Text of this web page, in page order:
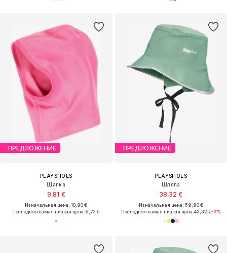
ПРЕДЛОЖЕНИЕ
PLAYSHOES
Шапка
9,81 €
Изначальная цена: 10,90 €
Последняя самая низкая цена:6,72 €
ПРЕДЛОЖЕНИЕ
PLAYSHOES
Шляпа
38,32 €
Изначальная цена: 59,90 €
Последняя самая низкая цена:42,32 €-9%